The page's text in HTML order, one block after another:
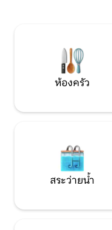
ห้องครัว
สระว่ายน้ำ